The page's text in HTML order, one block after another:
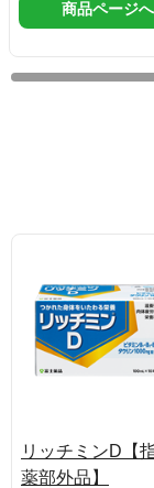
商品ページへ
リッチミンD【
薬部外品】